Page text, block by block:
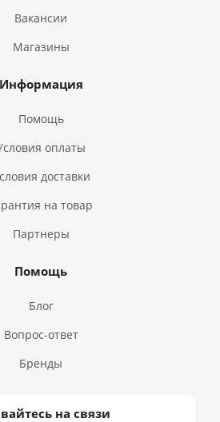
Вакансии
Магазины
Информация
Помощь
оплаты
доставки
на товар
Партнеры
Помощь
Блог
Вопрос-ответ
Бренды
на связи